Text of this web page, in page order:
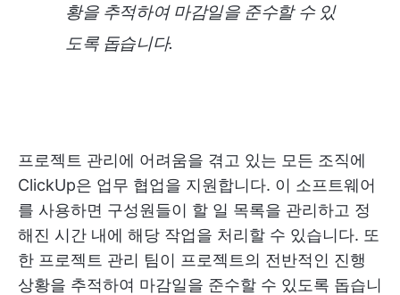
황을 추적하여 마감일을 준수할 수 있
도록 돕습니다.
프로젝트 관리에 어려움을 겪고 있는 모든 조직에
ClickUp은 업무 협업을 지원합니다. 이 소프트웨어
를 사용하면 구성원들이 할 일 목록을 관리하고 정
해진 시간 내에 해당 작업을 처리할 수 있습니다. 또
한 프로젝트 관리 팀이 프로젝트의 전반적인 진행
상황을 추적하여 마감일을 준수할 수 있도록 돕습니